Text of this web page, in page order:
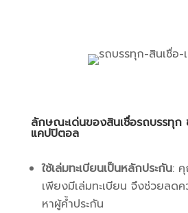
ลักษณะเด่นของสินเชื่อรถบรรทุก
แคปปิตอล
ใช้เล่มทะเบียนเป็นหลักประกัน:
เพียงมีเล่มทะเบียน จึงช่วยลด
หาผู้ค้ำประกัน